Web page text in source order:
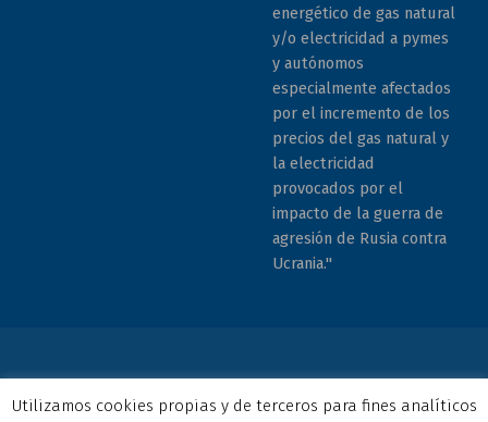
energético de gas natural
y/o electricidad a pymes
y autónomos
especialmente afectados
por el incremento de los
precios del gas natural y
la electricidad
provocados por el
impacto de la guerra de
agresión de Rusia contra
Ucrania."
© 2026 COCEMFE Sevilla. Todos los derechos reservados. All
Utilizamos cookies propias y de terceros para fines analíticos